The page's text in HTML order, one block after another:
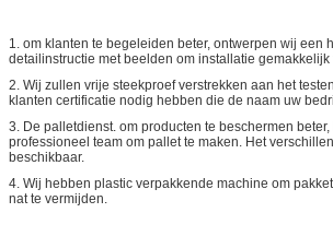
1. om klanten te begeleiden beter, ontwerpen wij een
detailinstructie met beelden om installatie gemakkelijk
2. Wij zullen vrije steekproef verstrekken aan het
klanten certificatie nodig hebben die de naam uw
3. De palletdienst. om producten te beschermen
professioneel team om pallet te maken. Het
beschikbaar.
4. Wij hebben plastic verpakkende machine om
nat te vermijden.